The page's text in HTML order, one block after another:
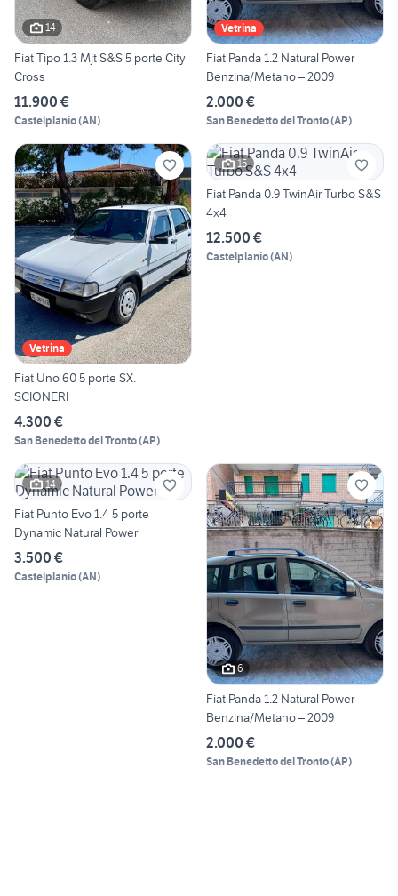
14
Fiat Tipo 1.3 Mjt S&S 5 porte City
Cross
11.900 €
Castelplanio(AN)
Vetrina
Fiat Panda 1.2 Natural Power
Benzina/Metano – 2009
2.000 €
San Benedetto del Tronto(AP)
Vetrina
Fiat Uno 60 5 porte SX.
SCIONERI
4.300 €
San Benedetto del Tronto(AP)
15
Fiat Panda 0.9 TwinAir Turbo S&S
4x4
12.500 €
Castelplanio(AN)
14
Fiat Punto Evo 1.4 5 porte
Dynamic Natural Power
3.500 €
Castelplanio(AN)
6
Fiat Panda 1.2 Natural Power
Benzina/Metano – 2009
2.000 €
San Benedetto del Tronto(AP)